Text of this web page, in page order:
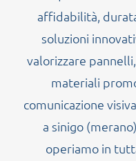
affidabilità,
soluzioni
valorizzare
materiali
comunicazione
a sinigo
operiamo in